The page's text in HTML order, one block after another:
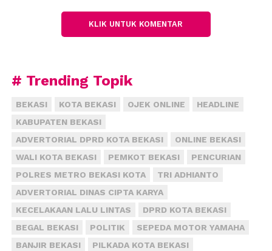
Masyarakat Indonesia juga senang dapat uang harian
ketimbang bulanan,” katanya.
Djoko mengamini Gojek dan kawan-kawan
menciptakan lapangan pekerjaan baru. Padahal,
menurutnya, ojek online pengangkut penumpang
justru berisiko tinggi mengalami kecelakaan.
pada ojek online, ia berharap pemerintah bisa
membuat transportasi umum yang lebih mudah
diakses dan dengan harga terjangkau.
KLIK UNTUK KOMENTAR
# Trending Topik
BEKASI KOTA BEKASI OJEK ONLINE
HEADLINE
KABUPATEN BEKASI
ADVERTORIAL DPRD KOTA BEKASI
ONLINE BEKASI
WALI KOTA BEKASI
PEMKOT BEKASI
PENCURIAN
POLRES METRO BEKASI KOTA
TRI ADHIANTO
ADVERTORIAL DINAS CIPTA KARYA
KECELAKAAN LALU LINTAS
DPRD KOTA BEKASI
BEGAL BEKASI
POLITIK
SEPEDA MOTOR YAMAHA
BANJIR BEKASI
PILKADA KOTA BEKASI